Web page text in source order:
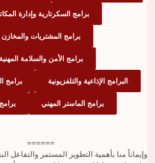
برامج السكرتارية وإدارة
برامج المشتريات والمخازن
برامج الأمن والسلامة المهنية
البرامج الإذاعية والتلفزيونية برامج
برامج الماستر المهني
======
وإيماناً منا بأهمية التطوير المستمر والتفاعل